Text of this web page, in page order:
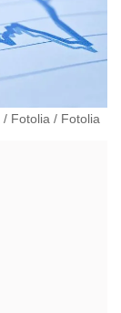
/ Fotolia / Fotolia